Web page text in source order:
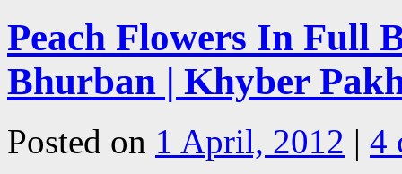
Peach Flowers In Full
Bhurban | Khyber
Posted on 1 April, 2012 | 4